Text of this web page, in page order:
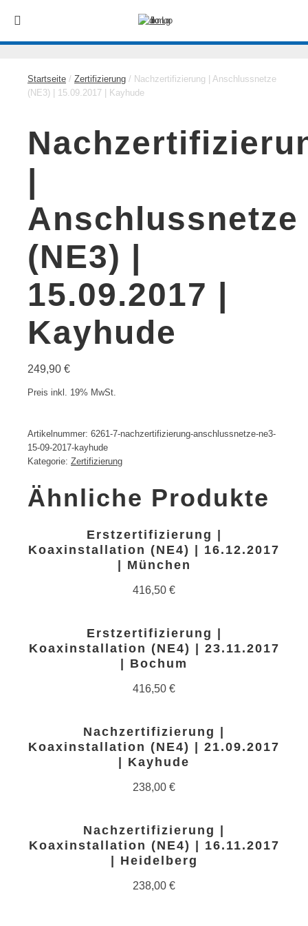
Startseite / Zertifizierung / Nachzertifizierung | Anschlussnetze
(NE3) | 15.09.2017 | Kayhude
|
Anschlussnetze
(NE3) |
15.09.2017 |
Kayhude
249,90 €
Preis inkl. 19% MwSt.
Artikelnummer: 6261-7-nachzertifizierung-anschlussnetze-ne3-
15-09-2017-kayhude
Kategorie: Zertifizierung
Ähnliche Produkte
Erstzertifizierung |
Koaxinstallation (NE4) | 16.12.2017
| München
416,50 €
Erstzertifizierung |
Koaxinstallation (NE4) | 23.11.2017
| Bochum
416,50 €
Nachzertifizierung |
Koaxinstallation (NE4) | 21.09.2017
| Kayhude
238,00 €
Nachzertifizierung |
Koaxinstallation (NE4) | 16.11.2017
| Heidelberg
238,00 €